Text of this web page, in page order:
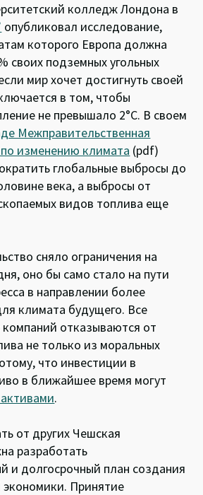
колледж Лондона в
опубликовал исследование,
которого Европа должна
своих подземных угольных
мир хочет достигнуть своей
в том, чтобы
не превышало 2°C. В своем
Межправительственная
по изменению климата (pdf)
глобальные выбросы до
века, а выбросы от
видов топлива еще
сняло ограничения на
оно бы само стало на пути
в направлении более
климата будущего. Все
отказываются от
не только из моральных
что инвестиции в
в ближайшее время могут
.
от других Чешская
разработать
и долгосрочный план создания
экономики. Принятие